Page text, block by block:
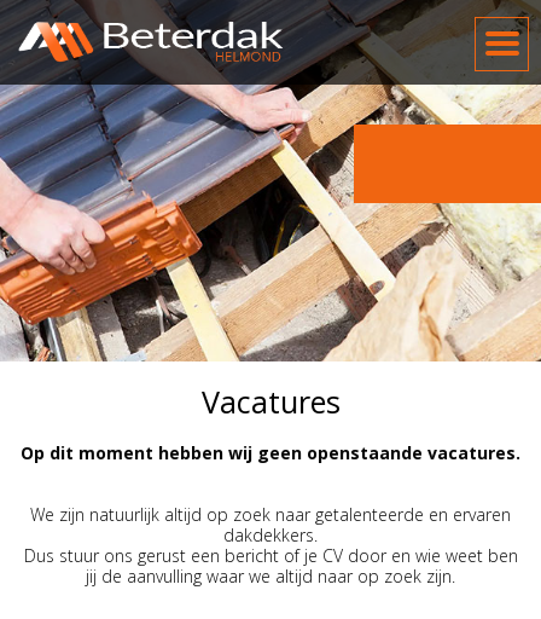
Vacatures
Op dit moment hebben wij geen openstaande vacatures.
We zijn natuurlijk altijd op zoek naar getalenteerde en ervaren
dakdekkers.
Dus stuur ons gerust een bericht of je CV door en wie weet ben
jij de aanvulling waar we altijd naar op zoek zijn.